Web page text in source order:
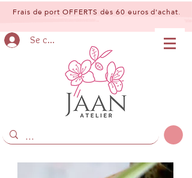
Frais de port OFFERTS dès 60 euros d'achat.
Se connecter